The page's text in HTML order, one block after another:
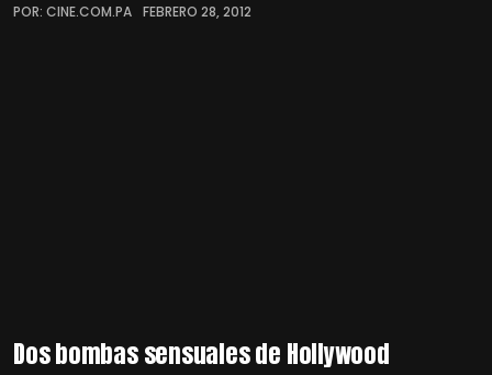
POR: CINE.COM.PA FEBRERO 28, 2012
Dos bombas sensuales de Hollywood